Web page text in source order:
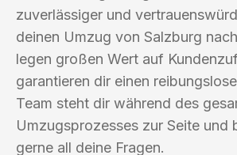
zuverlässiger und
deinen Umzug von Salzburg
legen großen Wert auf
garantieren dir einen
Team steht dir während des
Umzugsprozesses zur Seite und
gerne all deine Fragen.